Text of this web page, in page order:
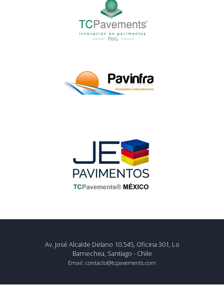
Av. José Alcalde Delano 10.545, Oficina 301, Lo
Barnechea, Santiago - Chile
Email: contacto@tcpavements.com